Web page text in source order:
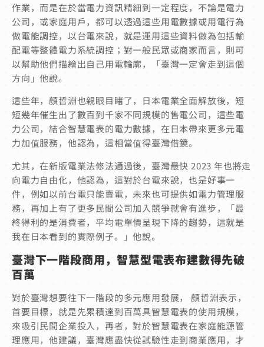
作業，而是在於當電力資訊精細到一定程度，不論是電力
公司，或家庭用戶，都可以透過這些用電數據或用電行為
做電能調控，以台電來說，就是運用這些資料做為包括輸
配電等整體電力系統調控；對一般民眾或商家而言，則可
以幫助他們描繪出自己用電輪廓，「臺灣一定會走到這個
方向」他說。
這些年，顏哲淵也親眼目睹了，日本電業全面解放後，短
短幾年催生出了數百到千家不同規模的售電公司，這些電
力公司，結合智慧電表的電力數據，在日本帶來更多元電
力加值服務，他認為，這相當值得臺灣借鏡。
尤其，在新版電業法修法通過後，臺灣最快 2023 年也將走
向電力自由化，他認為，這對於台電來說，也是好事一
件，例如以前台電只能賣電，未來也可提供如電力管理服
務，再加上有了更多民間公司加入競爭就會有進步，「最
終得利的是消費者，平均電單價呈現下降的趨勢，這就是
我在日本看到的實際例子。」他說。
臺灣下一階段商用，智慧型電表布建數得先破
百萬
對於臺灣想要往下一階段的多元應用發展， 顏哲淵表示，
首要目標，就是先累積達到百萬具智慧電表的使用規模，
來吸引民間企業投入，再者，對於智慧電表在家庭能源管
理應用，他建議，臺灣應盡快從試驗性走到商業應用，才